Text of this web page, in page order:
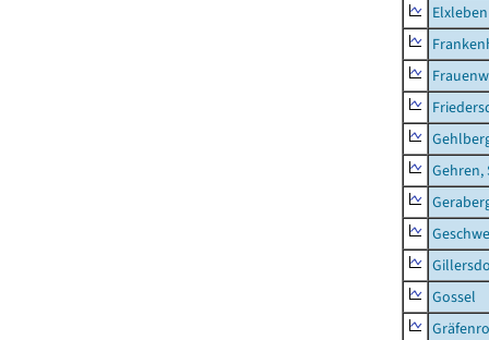
Elxleben
Gehren,
Gossel